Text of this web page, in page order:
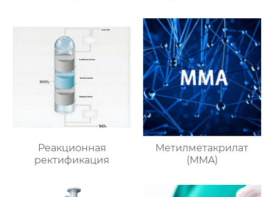
Реакционная
ректификация
Метилметакрилат
(MMA)